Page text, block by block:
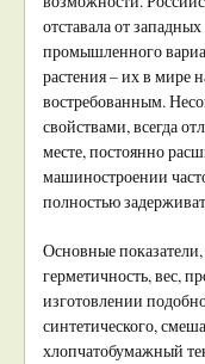
отставала от
промышленного
растения – их в мире
востребованным.
свойствами, всегда
месте, постоянно
машиностроении
полностью
Основные
герметичность, вес,
изготовлении
синтетического,
хлопчатобумажный